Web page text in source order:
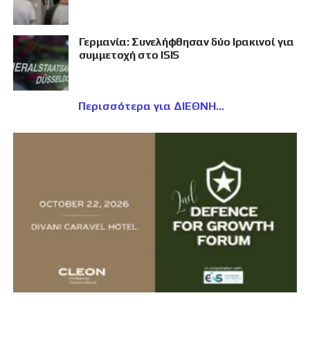
Γερμανία: Συνελήφθησαν δύο Ιρακινοί για
συμμετοχή στο ISIS
Περισσότερα για ΔΙΕΘΝΗ